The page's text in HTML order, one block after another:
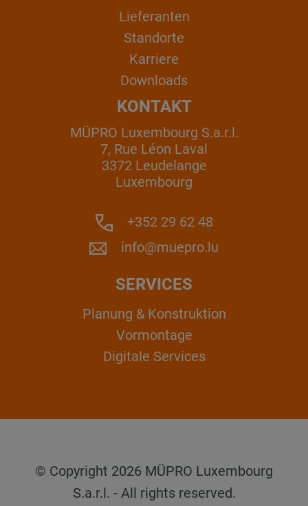
Lieferanten
Standorte
Karriere
Downloads
KONTAKT
MÜPRO Luxembourg S.a.r.l.
7, Rue Léon Laval
3372 Leudelange
Luxembourg
+352 29 62 48
info@muepro.lu
SERVICES
Planung & Konstruktion
Vormontage
Digitale Services
© Copyright 2026 MÜPRO Luxembourg
S.a.r.l. - All rights reserved.